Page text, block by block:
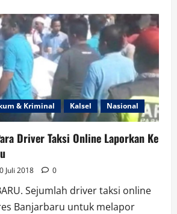
Tetapkan
Dua
Tersangka
Atas
Proyek
Pengolahan
Limbah
Tinja
& Kriminal Kalsel Nasional
Driver Taksi Online Laporkan Ke
Juli 2018 0
Sejumlah driver taksi online
Banjarbaru untuk melapor